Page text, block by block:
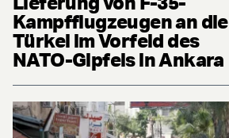
Kampfflugzeugen an die
Türkei im Vorfeld des
NATO-Gipfels in Ankara